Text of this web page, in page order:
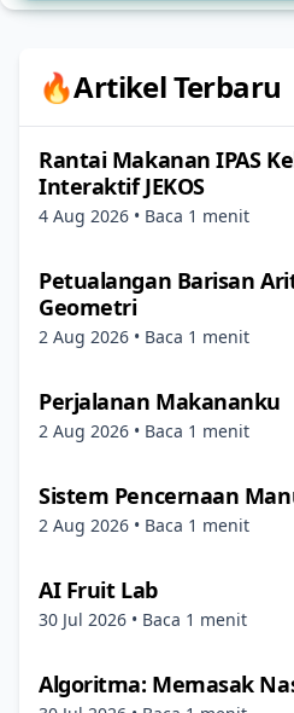
🔥Artikel Terbaru
Rantai Makanan IPAS
Interaktif JEKOS
4 Aug 2026 • Baca 1 menit
Petualangan Barisan
Geometri
2 Aug 2026 • Baca 1 menit
Perjalanan Makananku
2 Aug 2026 • Baca 1 menit
Sistem Pencernaan
2 Aug 2026 • Baca 1 menit
AI Fruit Lab
30 Jul 2026 • Baca 1 menit
Algoritma: Memasak